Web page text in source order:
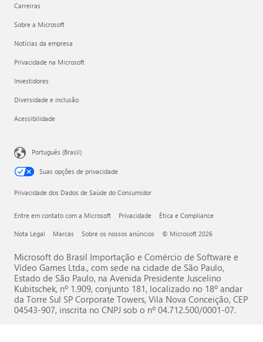
Carreiras
Sobre a Microsoft
Notícias da empresa
Privacidade na Microsoft
Investidores
Diversidade e inclusão
Acessibilidade
Português (Brasil)
Suas opções de privacidade
Privacidade dos Dados de Saúde do Consumidor
Entre em contato com a Microsoft Privacidade Ética e Compliance
Nota Legal Marcas Sobre os nossos anúncios © Microsoft 2026
Microsoft do Brasil Importação e Comércio de Software e
Vídeo Games Ltda., com sede na cidade de São Paulo,
Estado de São Paulo, na Avenida Presidente Juscelino
Kubitschek, nº 1.909, conjunto 181, localizado no 18º andar
da Torre Sul SP Corporate Towers, Vila Nova Conceição, CEP
04543-907, inscrita no CNPJ sob o nº 04.712.500/0001-07.